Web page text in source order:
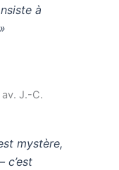
à
J.-C.
mystère,
c’est